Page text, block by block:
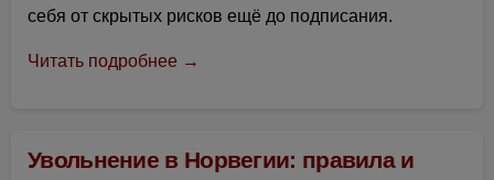
себя от скрытых рисков ещё до подписания.
Читать подробнее →
Увольнение в Норвегии: правила и